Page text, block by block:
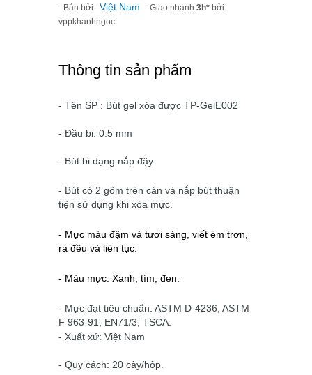
- Bán bởi Việt Nam - Giao nhanh 3h* bởi
vppkhanhngoc
Thông tin sản phẩm
- Tên SP : Bút gel xóa được TP-GelE002
- Đầu bi: 0.5 mm
- Bút bi dạng nắp đậy.
- Bút có 2 gôm trên cán và nắp bút thuận
tiện sử dụng khi xóa mực.
- Mực màu đậm và tươi sáng, viết êm trơn,
ra đều và liên tục.
- Màu mực: Xanh, tím, đen.
- Mực đạt tiêu chuẩn: ASTM D-4236, ASTM
F 963-91, EN71/3, TSCA.
- Xuất xứ: Việt Nam
- Quy cách: 20 cây/hộp.